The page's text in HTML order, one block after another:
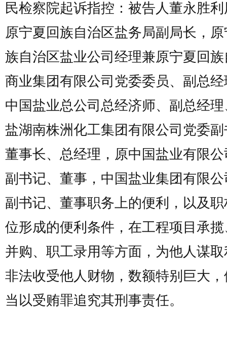
民检察院起诉指控：被告人董永胜
原宁夏回族自治区盐务局副局长，
族自治区盐业公司经理兼原宁夏回
商业集团有限公司党委委员、副总
中国盐业总公司总经济师、副总经
盐湖南株洲化工集团有限公司党委
董事长、总经理，原中国盐业有限
副书记、董事，中国盐业集团有限
副书记、董事职务上的便利，以及
位形成的便利条件，在工程项目承
并购、职工录用等方面，为他人谋
非法收受他人财物，数额特别巨大
当以受贿罪追究其刑事责任。